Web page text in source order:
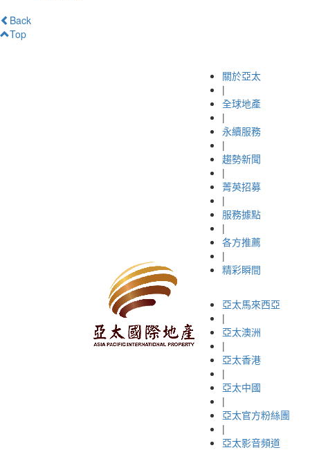
Back
Top
關於亞太
|
全球地產
|
永續服務
|
趨勢新聞
|
菁英招募
|
服務據點
|
各方推薦
|
精彩瞬間
亞太馬來西亞
|
亞太澳洲
|
亞太香港
|
亞太中國
|
亞太官方粉絲團
|
亞太影音頻道